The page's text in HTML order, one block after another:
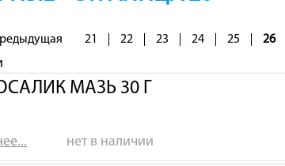
21 22 23 24 25 26
МАЗЬ 30 Г
нет в наличии